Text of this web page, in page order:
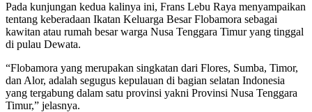
Pada kunjungan kedua kalinya ini, Frans Lebu Raya menyampaikan
tentang keberadaan Ikatan Keluarga Besar Flobamora sebagai
kawitan atau rumah besar warga Nusa Tenggara Timur yang tinggal
di pulau Dewata.
“Flobamora yang merupakan singkatan dari Flores, Sumba, Timor,
dan Alor, adalah segugus kepulauan di bagian selatan Indonesia
yang tergabung dalam satu provinsi yakni Provinsi Nusa Tenggara
Timur,” jelasnya.